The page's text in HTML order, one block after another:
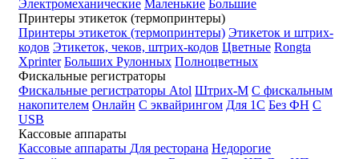
Электромеханические Маленькие Большие
Принтеры этикеток (термопринтеры)
Принтеры этикеток (термопринтеры) Этикеток и штрих-
кодов Этикеток, чеков, штрих-кодов Цветные Rongta
Xprinter Больших Рулонных Полноцветных
Фискальные регистраторы
Фискальные регистраторы Atol Штрих-М С фискальным
накопителем Онлайн С эквайрингом Для 1С Без ФН С
USB
Кассовые аппараты
Кассовые аппараты Для ресторана Недорогие